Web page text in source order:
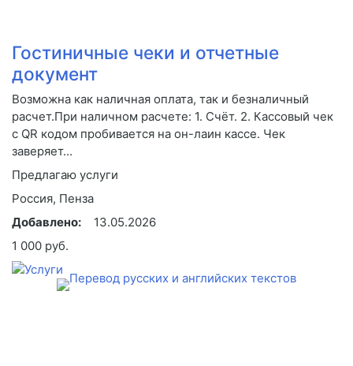
Гостиничные чеки и отчетные
документ
Возможна как наличная оплата, так и безналичный
расчет.При наличном расчете: 1. Счёт. 2. Кассовый чек
с QR кодом пробивается на он-лаин кассе. Чек
заверяет...
Предлагаю услуги
Россия, Пенза
Добавлено:
13.05.2026
1 000 руб.